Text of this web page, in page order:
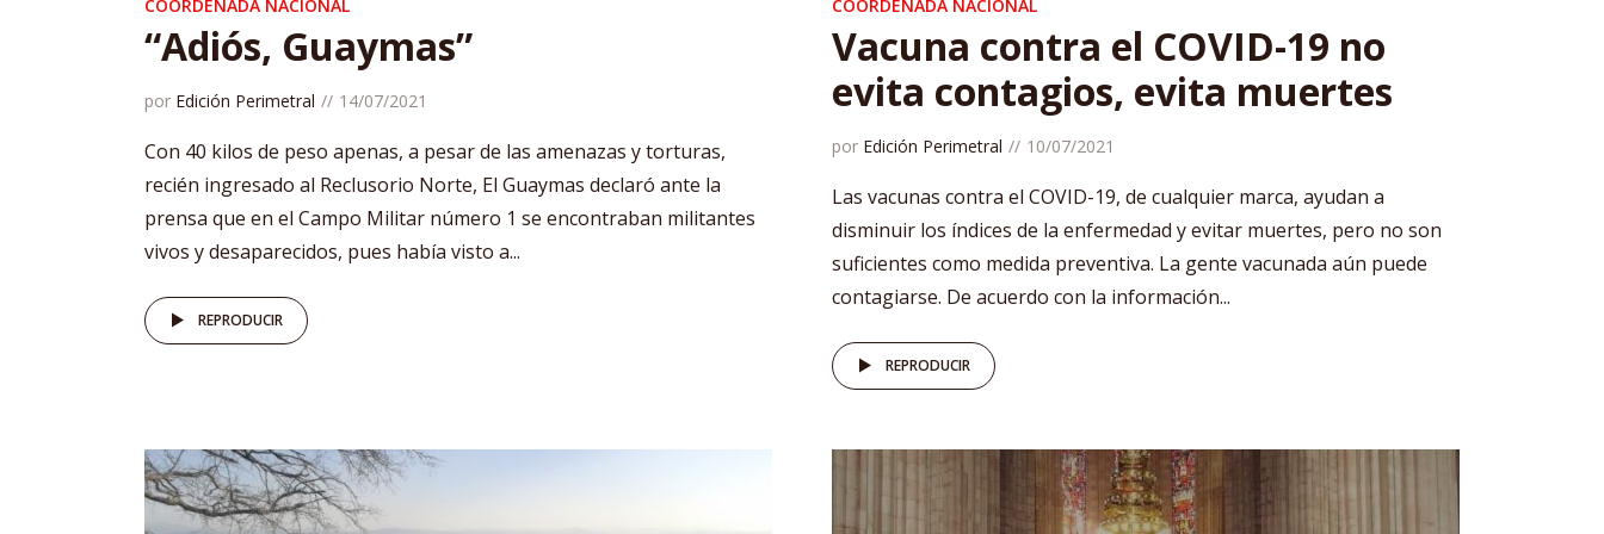
COORDENADA NACIONAL
“Adiós, Guaymas”
por Edición Perimetral 14/07/2021
Con 40 kilos de peso apenas, a pesar de las amenazas y torturas,
recién ingresado al Reclusorio Norte, El Guaymas declaró ante la
prensa que en el Campo Militar número 1 se encontraban militantes
vivos y desaparecidos, pues había visto a...
REPRODUCIR
COORDENADA NACIONAL
Vacuna contra el COVID-19 no
evita contagios, evita muertes
por Edición Perimetral 10/07/2021
Las vacunas contra el COVID-19, de cualquier marca, ayudan a
disminuir los índices de la enfermedad y evitar muertes, pero no son
suficientes como medida preventiva. La gente vacunada aún puede
contagiarse. De acuerdo con la información...
REPRODUCIR